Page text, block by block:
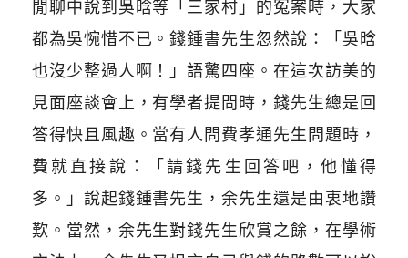
閒聊中說到吳晗等「三家村」的冤案時，大家
都為吳惋惜不已。錢鍾書先生忽然說：「吳晗
也沒少整過人啊！」語驚四座。在這次訪美的
見面座談會上，有學者提問時，錢先生總是回
答得快且風趣。當有人問費孝通先生問題時，
費就直接說：「請錢先生回答吧，他懂得
多。」說起錢鍾書先生，余先生還是由衷地讚
歎。當然，余先生對錢先生欣賞之餘，在學術